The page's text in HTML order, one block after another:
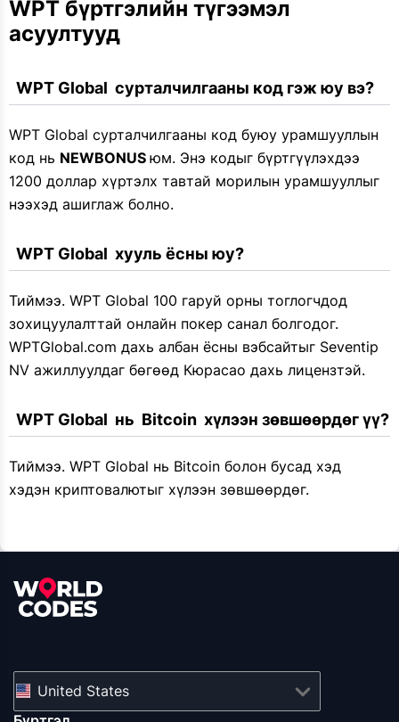
WPT бүртгэлийн түгээмэл
асуултууд
  WPT Global  сурталчилгааны код гэж юу вэ?
WPT Global сурталчилгааны код буюу урамшууллын
код нь NEWBONUS юм. Энэ кодыг бүртгүүлэхдээ
1200 доллар хүртэлх тавтай морилын урамшууллыг
нээхэд ашиглаж болно.
  WPT Global  хууль ёсны юу?
Тиймээ. WPT Global 100 гаруй орны тоглогчдод
зохицуулалттай онлайн покер санал болгодог.
WPTGlobal.com дахь албан ёсны вэбсайтыг Seventip
NV ажиллуулдаг бөгөөд Кюрасао дахь лицензтэй.
  WPT Global  нь  Bitcoin  хүлээн зөвшөөрдөг үү?
Тиймээ. WPT Global нь Bitcoin болон бусад хэд
хэдэн криптовалютыг хүлээн зөвшөөрдөг.
United States